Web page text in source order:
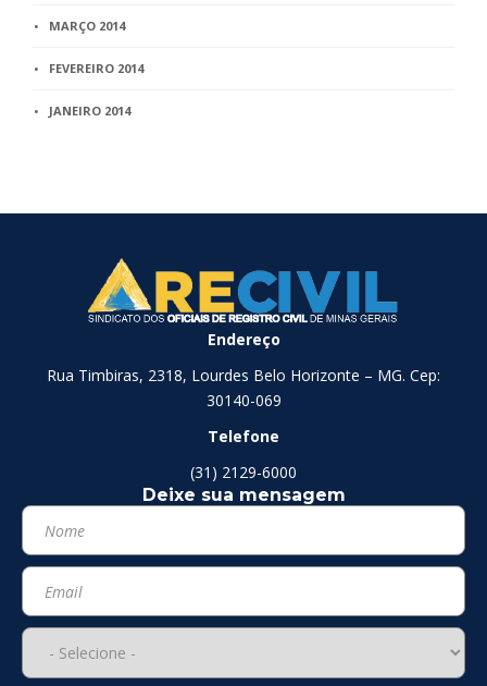
MARÇO 2014
FEVEREIRO 2014
JANEIRO 2014
Endereço
Rua Timbiras, 2318, Lourdes Belo Horizonte – MG. Cep:
30140-069
Telefone
(31) 2129-6000
Deixe sua mensagem